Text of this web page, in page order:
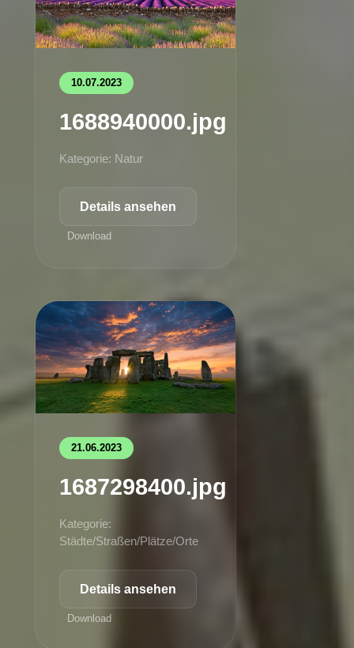
10.07.2023
1688940000.jpg
Kategorie: Natur
Details ansehen
Download
21.06.2023
1687298400.jpg
Kategorie:
Städte/Straßen/Plätze/Orte
Details ansehen
Download